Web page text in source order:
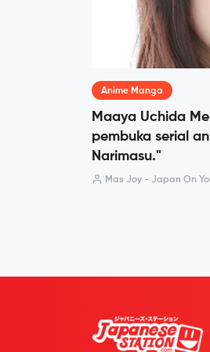
Anime Manga
Maaya Uchida
pembuka serial
Narimasu."
Mas Joy - Japan On